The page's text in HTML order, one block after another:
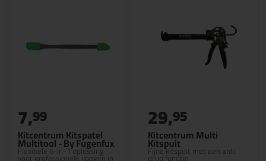
Kitcentrum Kitspatel
Multitool - By Fugenfux
Flexibele 6-in-1 oplossing
voor professionele voegen in
7,99
Kitcentrum Multi
Kitspuit
Fijne kitspuit met een anti
drup functie
29,95